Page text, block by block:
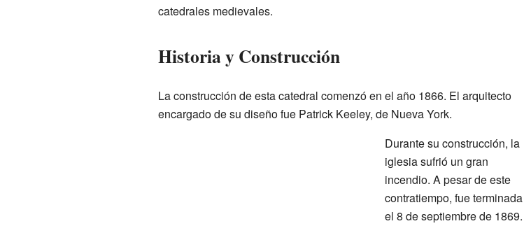
catedrales medievales.
Historia y Construcción
La construcción de esta catedral comenzó en el año 1866. El arquitecto
encargado de su diseño fue Patrick Keeley, de Nueva York.
Durante su construcción, la
iglesia sufrió un gran
incendio. A pesar de este
contratiempo, fue terminada
el 8 de septiembre de 1869.